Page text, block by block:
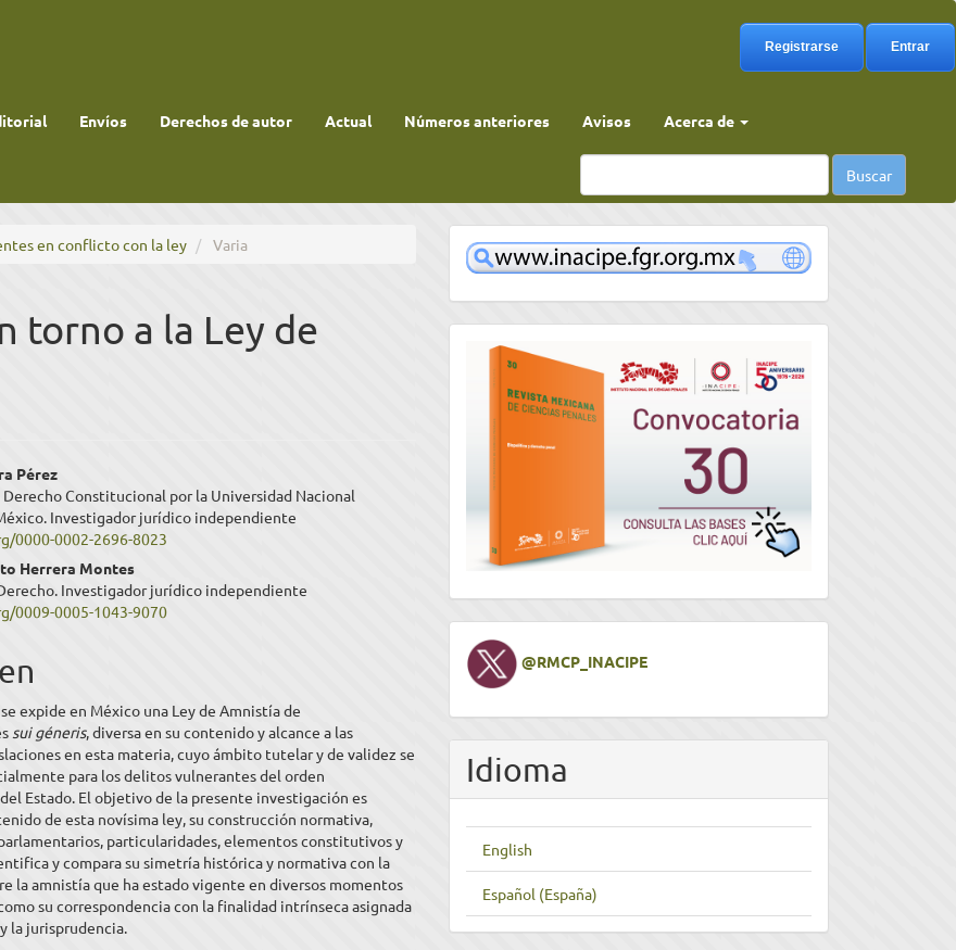
Registrarse Entrar
Envíos Derechos de autor Actual Números anteriores Avisos Acerca de
Buscar
en conflicto con la ley Varia
torno a la Ley de
Pérez
Derecho Constitucional por la Universidad Nacional
Investigador jurídico independiente
0000-0002-2696-8023
Herrera Montes
Investigador jurídico independiente
0009-0005-1043-9070
expide en México una Ley de Amnistía de
sui géneris, diversa en su contenido y alcance a las
en esta materia, cuyo ámbito tutelar y de validez se
para los delitos vulnerantes del orden
Estado. El objetivo de la presente investigación es
de esta novísima ley, su construcción normativa,
particularidades, elementos constitutivos y
y compara su simetría histórica y normativa con la
la amnistía que ha estado vigente en diversos momentos
su correspondencia con la finalidad intrínseca asignada
la jurisprudencia.
www
convocatoria
Twitter@RMCP_INACIPE
Idioma
English
Español (España)